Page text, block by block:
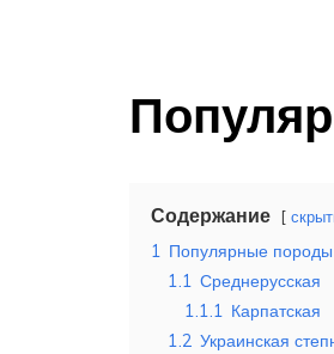
Содержание
1 Популярные
1.1 Среднерусская
1.1.1 Карпатская
1.2 Украинская